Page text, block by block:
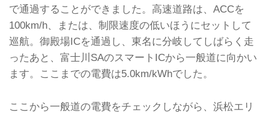
で通過することができました。高速道路は、ACCを
100km/h、または、制限速度の低いほうにセットして
巡航。御殿場ICを通過し、東名に分岐してしばらく走
ったあと、富士川SAのスマートICから一般道に向かい
ます。ここまでの電費は5.0km/kWhでした。
ここから一般道の電費をチェックしながら、浜松エリ